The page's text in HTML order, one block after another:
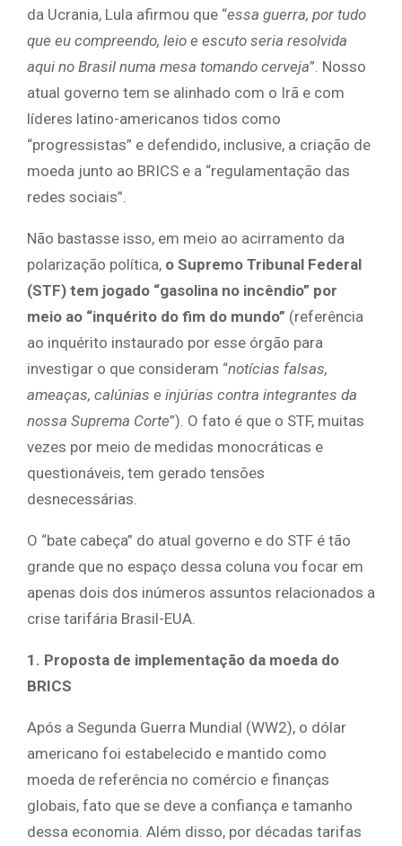
da Ucrania, Lula afirmou que “essa guerra, por tudo
que eu compreendo, leio e escuto seria resolvida
aqui no Brasil numa mesa tomando cerveja”. Nosso
atual governo tem se alinhado com o Irã e com
líderes latino-americanos tidos como
“progressistas” e defendido, inclusive, a criação de
moeda junto ao BRICS e a “regulamentação das
redes sociais”.
Não bastasse isso, em meio ao acirramento da
polarização política, o Supremo Tribunal Federal
(STF) tem jogado “gasolina no incêndio” por
meio ao “inquérito do fim do mundo” (referência
ao inquérito instaurado por esse órgão para
investigar o que consideram “notícias falsas,
ameaças, calúnias e injúrias contra integrantes da
nossa Suprema Corte”). O fato é que o STF, muitas
vezes por meio de medidas monocráticas e
questionáveis, tem gerado tensões
desnecessárias.
O “bate cabeça” do atual governo e do STF é tão
grande que no espaço dessa coluna vou focar em
apenas dois dos inúmeros assuntos relacionados a
crise tarifária Brasil-EUA.
1. Proposta de implementação da moeda do
BRICS
Após a Segunda Guerra Mundial (WW2), o dólar
americano foi estabelecido e mantido como
moeda de referência no comércio e finanças
globais, fato que se deve a confiança e tamanho
dessa economia. Além disso, por décadas tarifas